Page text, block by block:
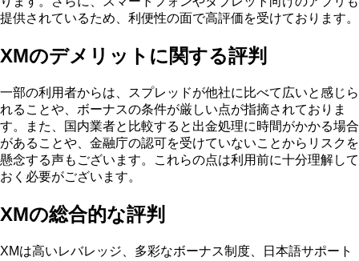
提供されているため、利便性の面で高評価を受けております。
XMのデメリットに関する評判
一部の利用者からは、スプレッドが他社に比べて広いと感じら
れることや、ボーナスの条件が厳しい点が指摘されておりま
す。また、国内業者と比較すると出金処理に時間がかかる場合
があることや、金融庁の認可を受けていないことからリスクを
懸念する声もございます。これらの点は利用前に十分理解して
おく必要がございます。
XMの総合的な評判
XMは高いレバレッジ、多彩なボーナス制度、日本語サポート